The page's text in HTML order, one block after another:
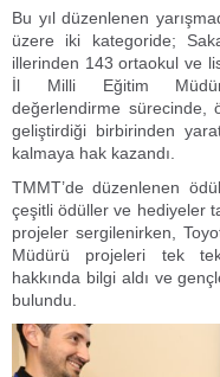
Bu yıl düzenlenen
üzere iki kategoride;
illerinden 143 ortaokul ve
İl Milli Eğitim
değerlendirme sürecinde,
geliştirdiği birbirinden
kalmaya hak kazandı.
TMMT’de düzenlenen
çeşitli ödüller ve hediyeler
projeler sergilenirken,
Müdürü projeleri tek
hakkında bilgi aldı ve
bulundu.